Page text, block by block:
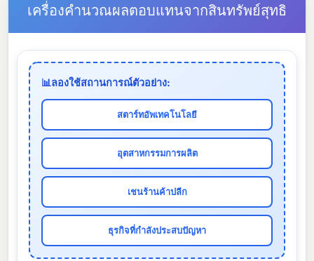
เครื่องคำนวณผลตอบแทนจากสินทรัพย์สุทธิ
📊ลองใช้สถานการณ์ตัวอย่าง:
สตาร์ทอัพเทคโนโลยี
อุตสาหกรรมการผลิต
เชนร้านค้าปลีก
ธุรกิจที่กำลังประสบปัญหา